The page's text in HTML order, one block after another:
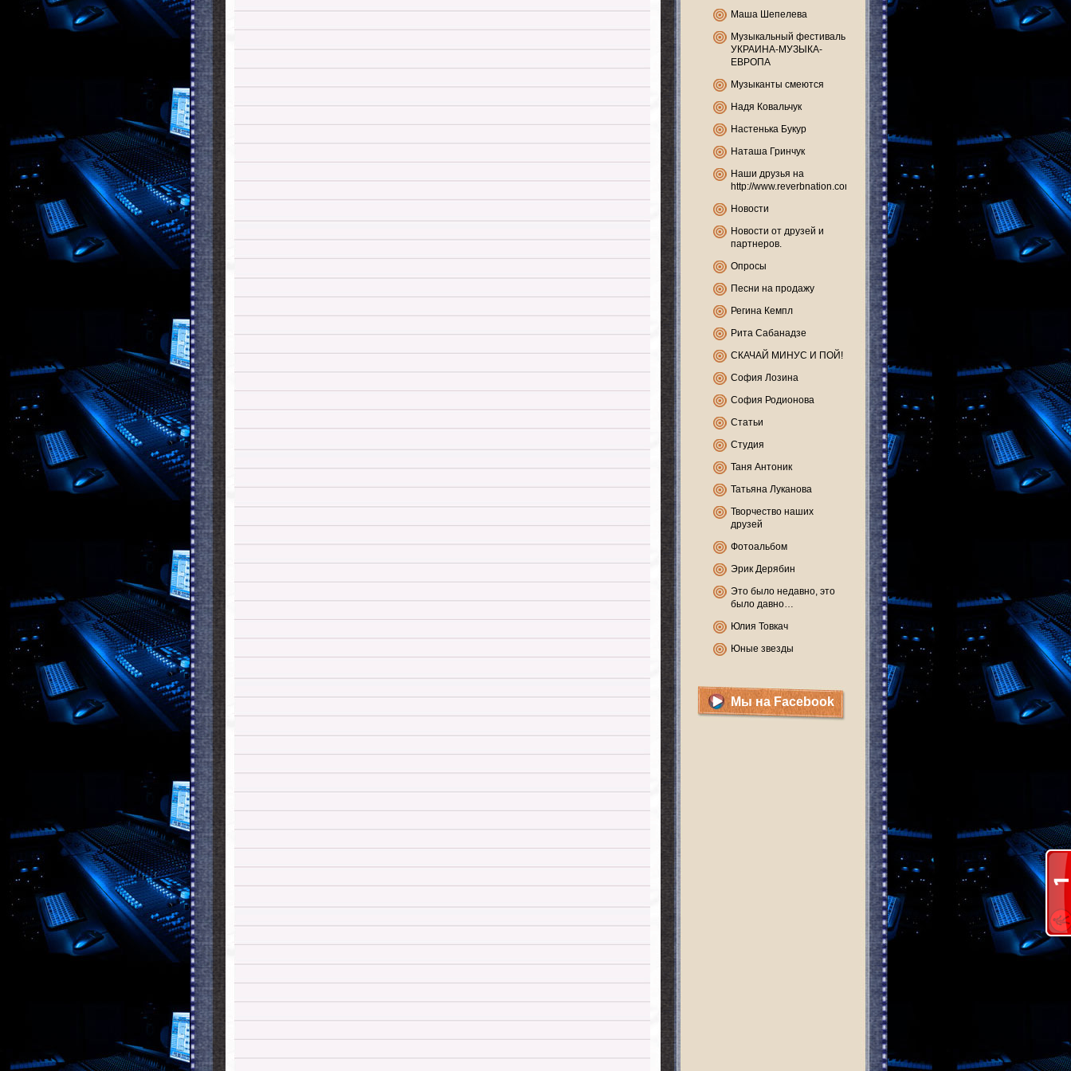
Маша Шепелева
Музыкальный фестиваль
УКРАИНА-МУЗЫКА-
ЕВРОПА
Музыканты смеются
Надя Ковальчук
Настенька Букур
Наташа Гринчук
Наши друзья на
http://www.reverbnation.com
Новости
Новости от друзей и
партнеров.
Опросы
Песни на продажу
Регина Кемпл
Рита Сабанадзе
СКАЧАЙ МИНУС И ПОЙ!
София Лозина
София Родионова
Статьи
Студия
Таня Антоник
Татьяна Луканова
Творчество наших
друзей
Фотоальбом
Эрик Дерябин
Это было недавно, это
было давно…
Юлия Товкач
Юные звезды
Мы на Facebook